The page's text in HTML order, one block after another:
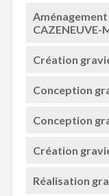
CAZENEUVE-
Création
Conception
Conception
Création
Réalisation